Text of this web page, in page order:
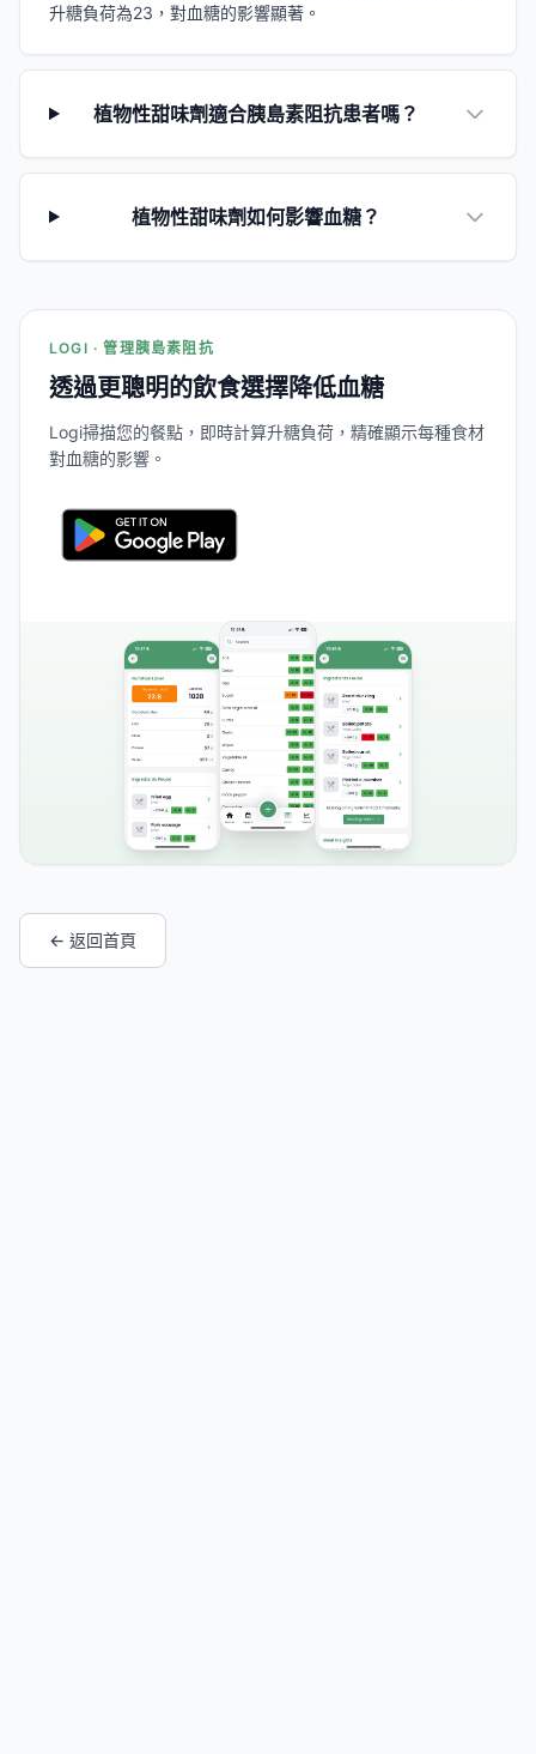
升糖負荷為23，對血糖的影響顯著。
植物性甜味劑適合胰島素阻抗患者嗎？
植物性甜味劑如何影響血糖？
LOGI · 管理胰島素阻抗
透過更聰明的飲食選擇降低血糖
Logi掃描您的餐點，即時計算升糖負荷，精確顯示每種食材
對血糖的影響。
← 返回首頁